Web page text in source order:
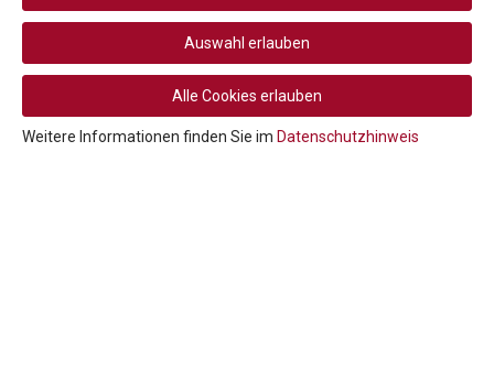
Newsletteranmeldung
Auswahl erlauben
Alle Cookies erlauben
Weitere Informationen finden Sie im Datenschutzhinweis